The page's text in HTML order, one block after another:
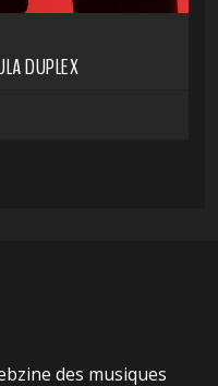
DUPLEX
des musiques